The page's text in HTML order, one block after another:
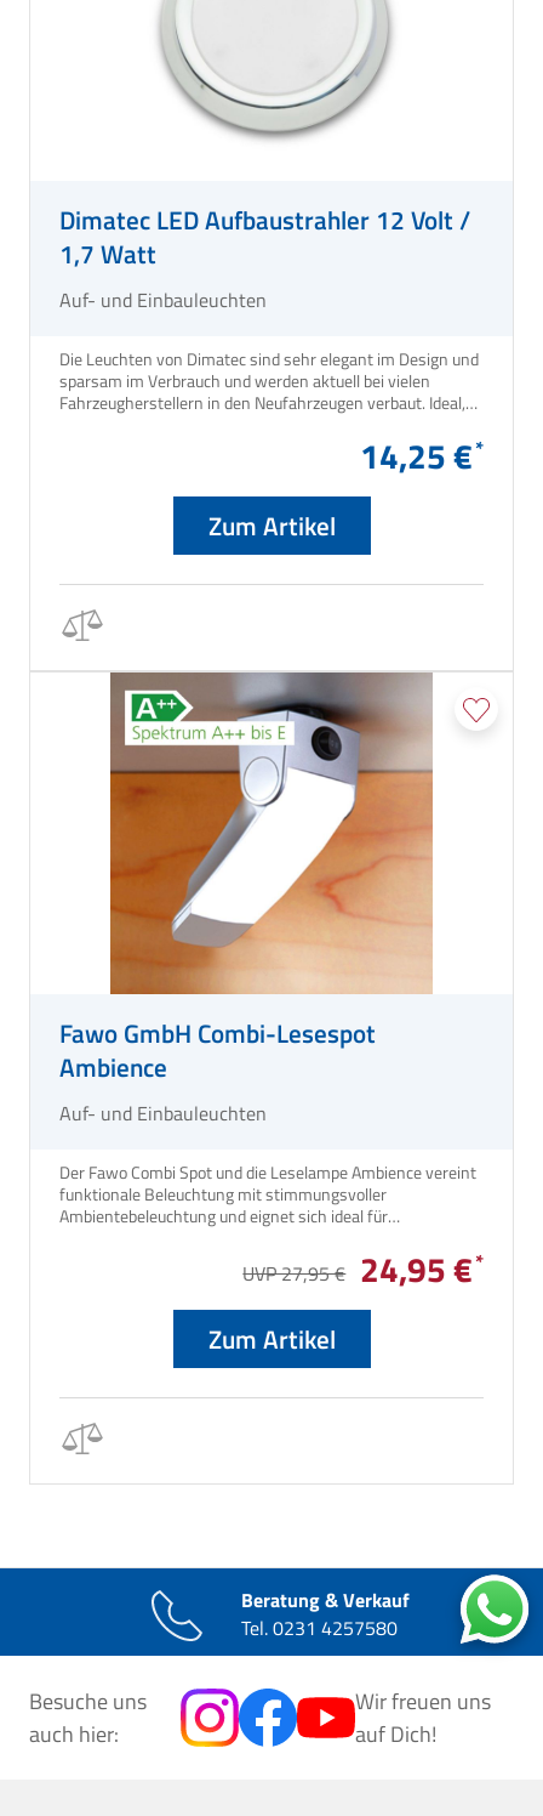
Dimatec LED Aufbaustrahler 12 Volt /
1,7 Watt
Auf- und Einbauleuchten
Die Leuchten von Dimatec sind sehr elegant im Design und
sparsam im Verbrauch und werden aktuell bei vielen
Fahrzeugherstellern in den Neufahrzeugen verbaut. Ideal,
14,25 €
Zum Artikel
Fawo GmbH Combi-Lesespot
Ambience
Auf- und Einbauleuchten
Der Fawo Combi Spot und die Leselampe Ambience vereint
funktionale Beleuchtung mit stimmungsvoller
Ambientebeleuchtung und eignet sich ideal für
dreh- und schwenkbare Spot ermöglicht eine gezielte
Ausrichtung des Lichts und sorgt mit 140 Lumen für eine
angenehme Ausleuchtung.
UVP 27,95 € 24,95 €
Zum Artikel
Beratung & Verkauf
Tel.0231 4257580
Besuche uns
auch hier:
Wir freuen uns
auf Dich!